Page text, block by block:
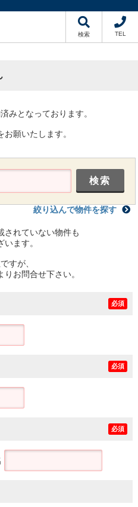
検索 TEL
みとなっております。
願いたします。
絞り込んで物件を探す
されていない物件も
います。
すが、
お問合せ下さい。
必須
必須
必須